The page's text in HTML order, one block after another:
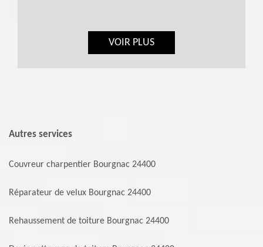
VOIR PLUS
Autres services
Couvreur charpentier Bourgnac 24400
Réparateur de velux Bourgnac 24400
Rehaussement de toiture Bourgnac 24400